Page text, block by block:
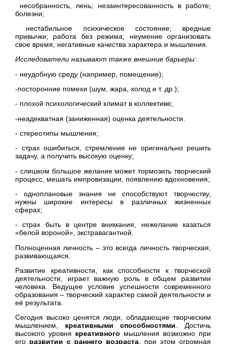
несобранность, лень; незаинтересованность в работе;
болезни;
нестабильное психическое состояние; вредные
привычки; работа без режима; неумение организовать
свое время; негативные качества характера и мышления.
Исследователи называют также внешние барьеры:
- неудобную среду (например, помещение);
-посторонние помехи (шум, жара, холод и т. др.);
- плохой психологический климат в коллективе;
-неадекватная (заниженная) оценка деятельности.
- стереотипы мышления;
- страх ошибиться, стремление не оригинально решить
задачу, а получить высокую оценку;
- слишком большое желание может тормозить творческий
процесс, мешать импровизации, появлению вдохновения;
- одноплановые знания не способствуют творчеству,
нужны широкие интересы в различных жизненных
сферах;
- страх быть в центре внимания, нежелание казаться
«белой вороной», экстравагантной.
Полноценная личность – это всегда личность творческая,
развивающаяся.
Развитие креативности, как способности к творческой
деятельности, играет важную роль в общем развитии
человека. Ведущее условие успешности современного
образования – творческий характер самой деятельности и
её результата.
Сегодня высоко ценятся люди, обладающие творческим
мышлением, креативными способностями. Достичь
высокого уровня креативного мышления возможно при
его развитии с раннего возраста, при этом огромная